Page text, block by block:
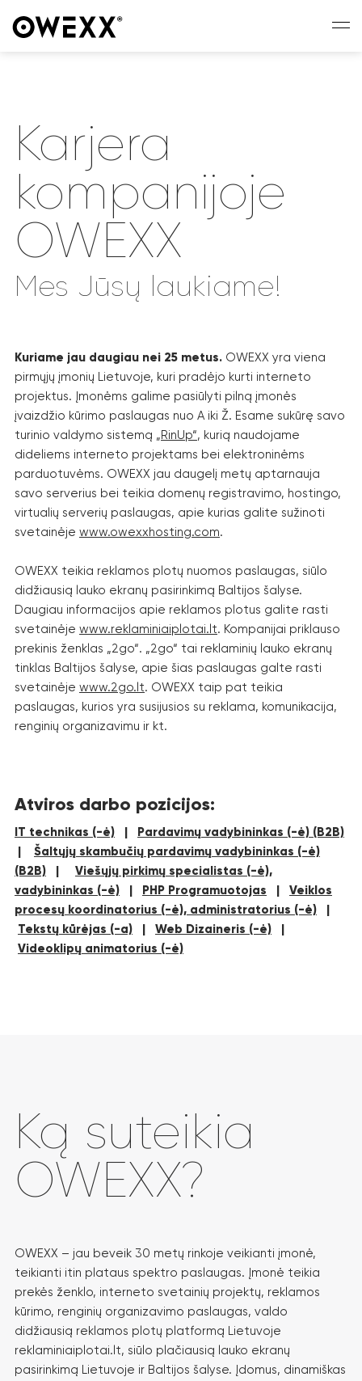
Karjera
kompanijoje
OWEXX
Mes Jūsų laukiame!
Kuriame jau daugiau nei 25 metus. OWEXX yra viena
pirmųjų įmonių Lietuvoje, kuri pradėjo kurti interneto
projektus. Įmonėms galime pasiūlyti pilną įmonės
įvaizdžio kūrimo paslaugas nuo A iki Ž. Esame sukūrę savo
turinio valdymo sistemą „RinUp“, kurią naudojame
dideliems interneto projektams bei elektroninėms
parduotuvėms. OWEXX jau daugelį metų aptarnauja
savo serverius bei teikia domenų registravimo, hostingo,
virtualių serverių paslaugas, apie kurias galite sužinoti
svetainėje www.owexxhosting.com.
OWEXX teikia reklamos plotų nuomos paslaugas, siūlo
didžiausią lauko ekranų pasirinkimą Baltijos šalyse.
Daugiau informacijos apie reklamos plotus galite rasti
svetainėje www.reklaminiaiplotai.lt. Kompanijai priklauso
prekinis ženklas „2go“. „2go“ tai reklaminių lauko ekranų
tinklas Baltijos šalyse, apie šias paslaugas galte rasti
svetainėje www.2go.lt. OWEXX taip pat teikia
paslaugas, kurios yra susijusios su reklama, komunikacija,
renginių organizavimu ir kt.
Atviros darbo pozicijos:
IT technikas (-ė) | Pardavimų vadybininkas (-ė) (B2B)
| Šaltųjų skambučių pardavimų vadybininkas (-ė)
(B2B) | Viešųjų pirkimų specialistas (-ė),
vadybininkas (-ė) | PHP Programuotojas | Veiklos
procesų koordinatorius (-ė), administratorius (-ė) |
Tekstų kūrėjas (-a) | Web Dizaineris (-ė) |
Videoklipų animatorius (-ė)
Ką suteikia
OWEXX?
OWEXX – jau beveik 30 metų rinkoje veikianti įmonė,
teikianti itin plataus spektro paslaugas. Įmonė teikia
prekės ženklo, interneto svetainių projektų, reklamos
kūrimo, renginių organizavimo paslaugas, valdo
didžiausią reklamos plotų platformą Lietuvoje
reklaminiaiplotai.lt, siūlo plačiausią lauko ekranų
pasirinkimą Lietuvoje ir Baltijos šalyse. Įdomus, dinamiškas